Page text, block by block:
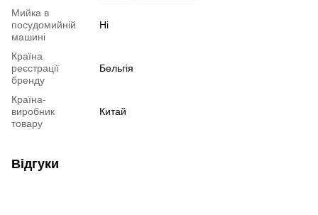
Мийка в
посудомийній
машині
Ні
Країна
реєстрації
бренду
Бельгія
Країна-
виробник
товару
Китай
Відгуки